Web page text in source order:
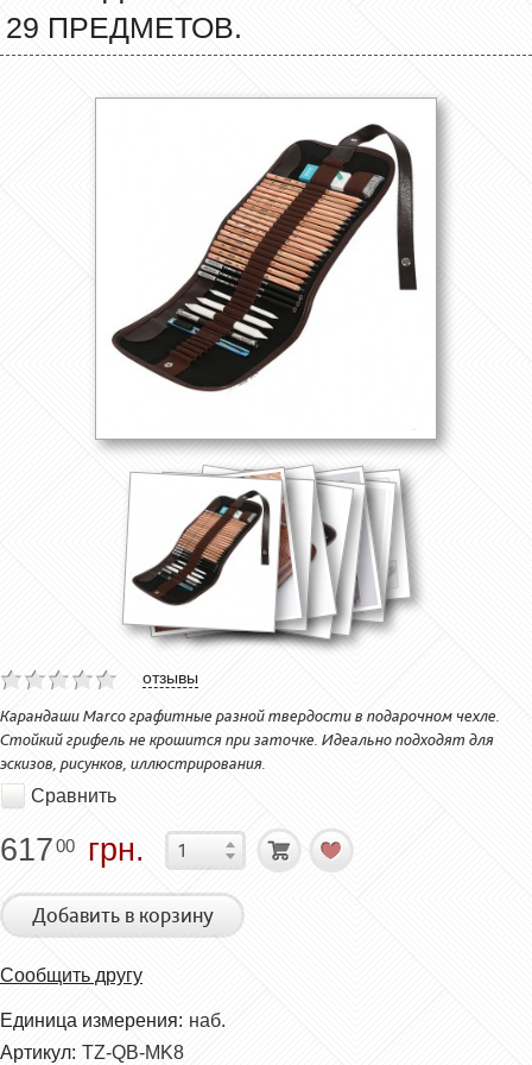
29 ПРЕДМЕТОВ.
отзывы
Карандаши Marco графитные разной твердости в подарочном чехле.
Стойкий грифель не крошится при заточке. Идеально подходят для
эскизов, рисунков, иллюстрирования.
Сравнить
61700 грн.
Добавить в корзину
Сообщить другу
Единица измерения: наб.
Артикул: TZ-QB-MK8